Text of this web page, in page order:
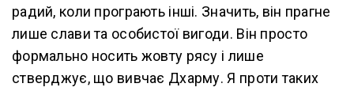
радий, коли програють інші. Значить, він прагне
лише слави та особистої вигоди. Він просто
формально носить жовту рясу і лише
стверджує, що вивчає Дхарму. Я проти таких